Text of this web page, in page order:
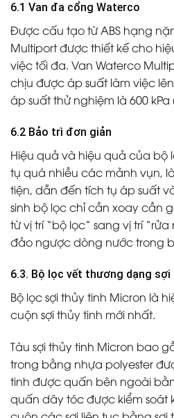
6.1 Van đa cổng Waterco
Được cấu tạo từ ABS hạng
Multiport được thiết kế cho
việc tối đa. Van Waterco
chịu được áp suất làm việc
áp suất thử nghiệm là 600 kPa
6.2 Bảo trì đơn giản
Hiệu quả và hiệu quả của bộ
tụ quá nhiều các mảnh vụn,
tiện, dẫn đến tích tụ áp suất
sinh bộ lọc chỉ cần xoay cần
từ vị trí “bộ lọc” sang vị trí
đảo ngược dòng nước trong
6.3. Bộ lọc vết thương dạng sợi
Bộ lọc sợi thủy tinh Micron là
cuộn sợi thủy tinh mới nhất.
Tàu sợi thủy tinh Micron bao
trong bằng nhựa polyester
tinh được quấn bên ngoài
quấn dây tóc được kiểm soát